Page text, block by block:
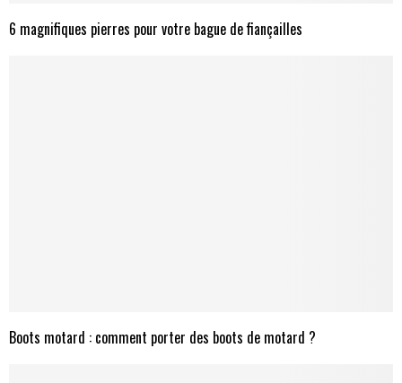
6 magnifiques pierres pour votre bague de fiançailles
Boots motard : comment porter des boots de motard ?